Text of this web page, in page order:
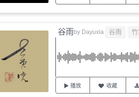
谷雨by Dayuxia 谷雨 竹
播放 收藏